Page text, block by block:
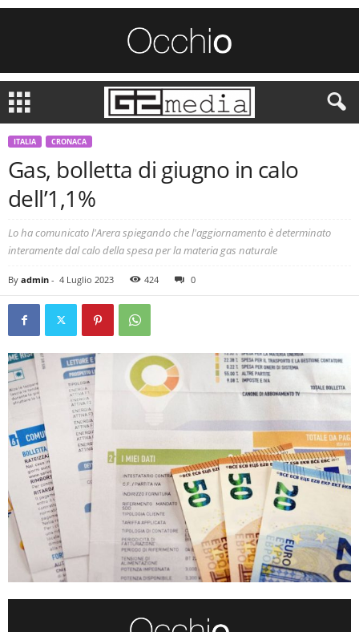
ITALIA CRONACA
Gas, bolletta di giugno in calo
dell’1,1%
Lo ha comunicato l'Arera spiegando che l'aggiornamento è determinato
interamente dal calo della spesa per la materia gas naturale
By admin - 4 Luglio 2023 424 0